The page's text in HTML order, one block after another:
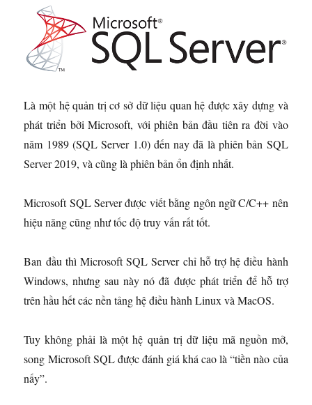
Là một hệ quản trị cơ sở dữ liệu quan hệ được xây dựng và
phát triển bởi Microsoft, với phiên bản đầu tiên ra đời vào
năm 1989 (SQL Server 1.0) đến nay đã là phiên bản SQL
Server 2019, và cũng là phiên bản ổn định nhất.
Microsoft SQL Server được viết bằng ngôn ngữ C/C++ nên
hiệu năng cũng như tốc độ truy vấn rất tốt.
Ban đầu thì Microsoft SQL Server chỉ hỗ trợ hệ điều hành
Windows, nhưng sau này nó đã được phát triển để hỗ trợ
trên hầu hết các nền tảng hệ điều hành Linux và MacOS.
Tuy không phải là một hệ quản trị dữ liệu mã nguồn mở,
song Microsoft SQL được đánh giá khá cao là “tiền nào của
nấy”.